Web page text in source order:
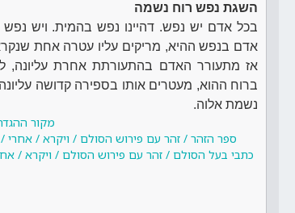
השגת נפש רוח נשמה
בכל אדם יש נפש. דהיינו נפש בהמית. ויש נפש
אדם בנפש ההיא, מריקים עליו עטרה אחת
אז מתעורר האדם בהתעורתת אחרת עליונה,
ברוח ההוא, מעטרים אותו בספירה קדושה
נשמת אלוה.
מקור
ספר הזהר / זהר עם פירוש הסולם / ויקרא /
כתבי בעל הסולם / זהר עם פירוש הסולם / ויקרא /